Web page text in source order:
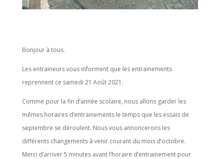
Bonjour à tous.
Les entraineurs vous informent que les entrainements
reprennent ce samedi 21 Août 2021.
Comme pour la fin d’année scolaire, nous allons garder les
mêmes horaires d’entrainements le temps que les essais de
septembre se déroulent. Nous vous annoncerons les
différents changements à venir courant du mois d’octobre.
Merci d’arriver 5 minutes avant l’horaire d’entrainement pour